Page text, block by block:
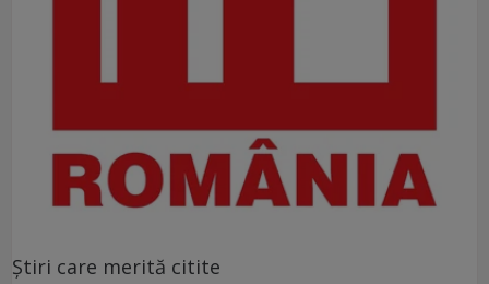
Ştiri care merită citite